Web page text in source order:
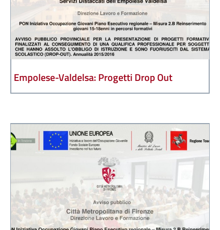
Empolese-Valdelsa: Progetti Drop Out